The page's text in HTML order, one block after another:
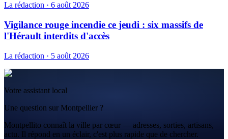
La rédaction · 6 août 2026
Vigilance rouge incendie ce jeudi : six massifs de
l'Hérault interdits d'accès
La rédaction · 5 août 2026
Votre assistant local
Une question sur Montpellier ?
Montpellito connaît la ville par cœur — adresses, sorties, artisans,
actu. Il répond en un éclair, c'est plus rapide que de chercher.